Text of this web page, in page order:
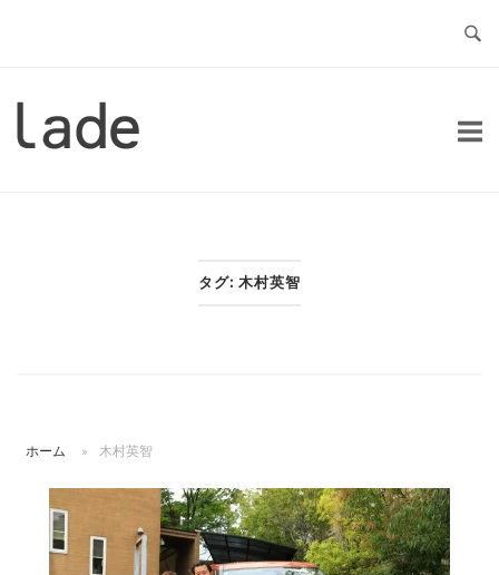
ー
タグ: 木村英智
ホーム » 木村英智